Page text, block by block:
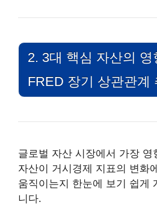
2. 3대 핵심 자산의
FRED 장기 상관관계
글로벌 자산 시장에서 가장 영
자산이 거시경제 지표의 변화
움직이는지 한눈에 보기 쉽게
니다.